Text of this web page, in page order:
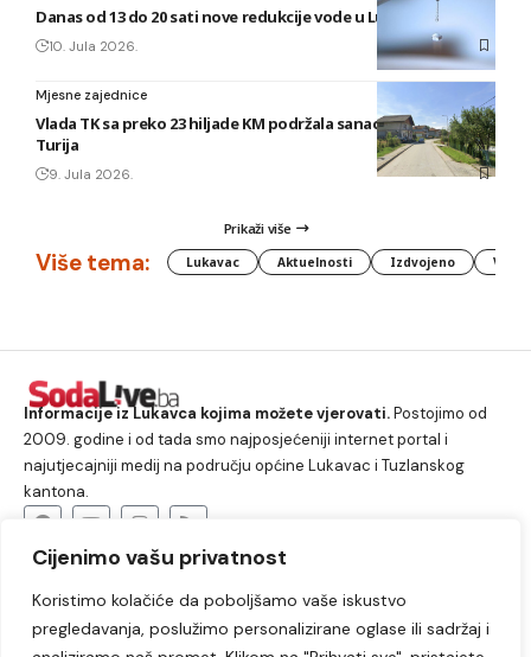
Cijenimo vašu privatnost
Koristimo kolačiće da poboljšamo vaše iskustvo
pregledavanja, poslužimo personalizirane oglase ili sadržaj i
Danas od 13 do 20 sati nove redukcije vode u Lukavcu
10. Jula 2026.
Mjesne zajednice
Vlada TK sa preko 23 hiljade KM podržala sanaciju puta u MZ
Turija
9. Jula 2026.
Prikaži više
Više tema: Lukavac Aktuelnosti Izdvojeno
Informacije iz Lukavca kojima možete vjerovati.Postojimo od
2009. godine i od tada smo najposjećeniji internet portal i
najutjecajniji medij na području općine Lukavac i Tuzlanskog
kantona.
Lukavac Društvo Crna hronika
Sport
Kultura
Kolumne Slobodno vrijeme